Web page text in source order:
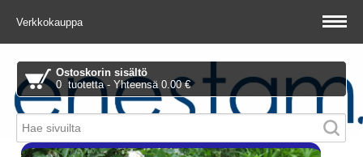
Verkkokauppa
Ostoskorin sisältö
0 tuotetta - Yhteensä 0.00 €